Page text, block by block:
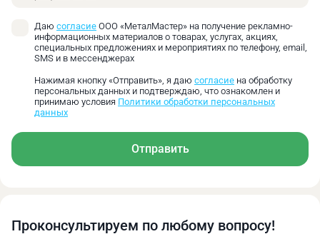
при работе в условиях тяжелых радиальных
нагрузок
Возможность обработки массивных заготовок и
применения усиленных режимов резания
Повышенная допустимая радиальная нагрузка
по сравнению со стандартными сериями
Снижение перекосов и биений вращающегося
валика при высоких нагрузках
Дополнительная стабилизация оси за счёт
Даю согласие ООО «МеталМастер» на получение рекламно-
информационных материалов о товарах, услугах, акциях,
специальных предложениях и мероприятиях по телефону, email,
SMS и в мессенджерах
Нажимая кнопку «Отправить», я даю согласие на обработку
персональных данных и подтверждаю, что ознакомлен и
принимаю условия Политики обработки персональных
данных
Отправить
Проконсультируем по любому вопросу!